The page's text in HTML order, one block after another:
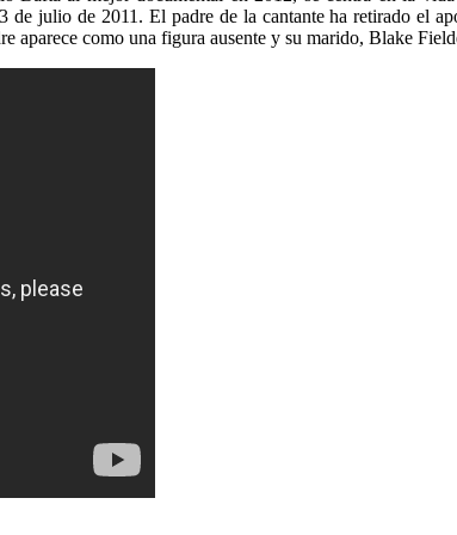
julio de 2011. El padre de la cantante ha retirado el
aparece como una figura ausente y su marido, Blake